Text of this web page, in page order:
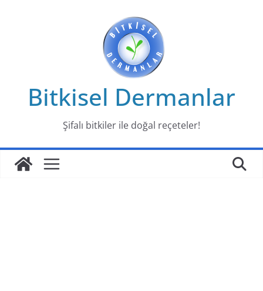
Bitkisel Dermanlar
Şifalı bitkiler ile doğal reçeteler!